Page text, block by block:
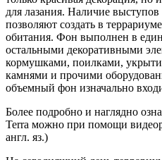
для лазания. Наличие
позволяют создать в
обитания. Фон выполнен в
остальными декоративными
кормушками, поилками,
камнями и прочими
объемный фон изначально
Более подробно и наглядно
Terra можно при помощи
англ. яз.)